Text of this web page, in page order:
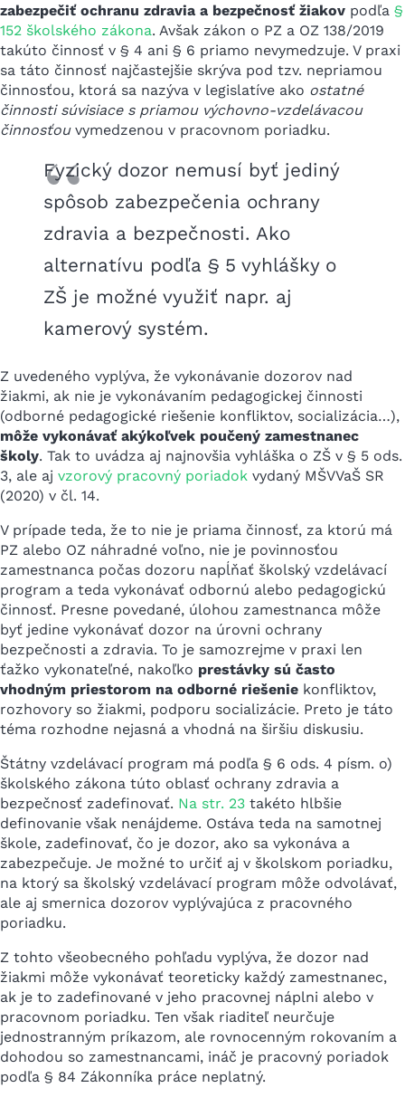
zabezpečiť ochranu zdravia a bezpečnosť žiakov podľa §
152 školského zákona. Avšak zákon o PZ a OZ 138/2019
takúto činnosť v § 4 ani § 6 priamo nevymedzuje. V praxi
sa táto činnosť najčastejšie skrýva pod tzv. nepriamou
činnosťou, ktorá sa nazýva v legislatíve ako ostatné
činnosti súvisiace s priamou výchovno-vzdelávacou
činnosťouvymedzenou v pracovnom poriadku.
Fyzický dozor nemusí byť jediný
spôsob zabezpečenia ochrany
zdravia a bezpečnosti. Ako
alternatívu podľa § 5 vyhlášky o
ZŠ je možné využiť napr. aj
kamerový systém.
Z uvedeného vyplýva, že vykonávanie dozorov nad
žiakmi, ak nie je vykonávaním pedagogickej činnosti
(odborné pedagogické riešenie konfliktov, socializácia…),
môže vykonávať akýkoľvek poučený zamestnanec
školy. Tak to uvádza aj najnovšia vyhláška o ZŠ v § 5 ods.
3, ale aj vzorový pracovný poriadok vydaný MŠVVaŠ SR
(2020) v čl. 14.
V prípade teda, že to nie je priama činnosť, za ktorú má
PZ alebo OZ náhradné voľno, nie je povinnosťou
zamestnanca počas dozoru napĺňať školský vzdelávací
program a teda vykonávať odbornú alebo pedagogickú
činnosť. Presne povedané, úlohou zamestnanca môže
byť jedine vykonávať dozor na úrovni ochrany
bezpečnosti a zdravia. To je samozrejme v praxi len
ťažko vykonateľné, nakoľko prestávky sú často
vhodným priestorom na odborné riešenie konfliktov,
rozhovory so žiakmi, podporu socializácie. Preto je táto
téma rozhodne nejasná a vhodná na širšiu diskusiu.
Štátny vzdelávací program má podľa § 6 ods. 4 písm. o)
školského zákona túto oblasť ochrany zdravia a
bezpečnosť zadefinovať. Na str. 23 takéto hlbšie
definovanie však nenájdeme. Ostáva teda na samotnej
škole, zadefinovať, čo je dozor, ako sa vykonáva a
zabezpečuje. Je možné to určiť aj v školskom poriadku,
na ktorý sa školský vzdelávací program môže odvolávať,
ale aj smernica dozorov vyplývajúca z pracovného
poriadku.
Z tohto všeobecného pohľadu vyplýva, že dozor nad
žiakmi môže vykonávať teoreticky každý zamestnanec,
ak je to zadefinované v jeho pracovnej náplni alebo v
pracovnom poriadku. Ten však riaditeľ neurčuje
jednostranným príkazom, ale rovnocenným rokovaním a
dohodou so zamestnancami, ináč je pracovný poriadok
podľa § 84 Zákonníka práce neplatný.